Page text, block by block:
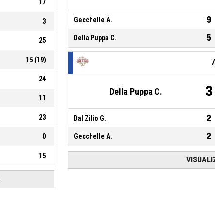
17
3
25
15 (19)
24
11
23
0
15
Gecchelle A. 9
Della Puppa C. 5
Della Puppa C. 3
Dal Zilio G. 2
Gecchelle A. 2